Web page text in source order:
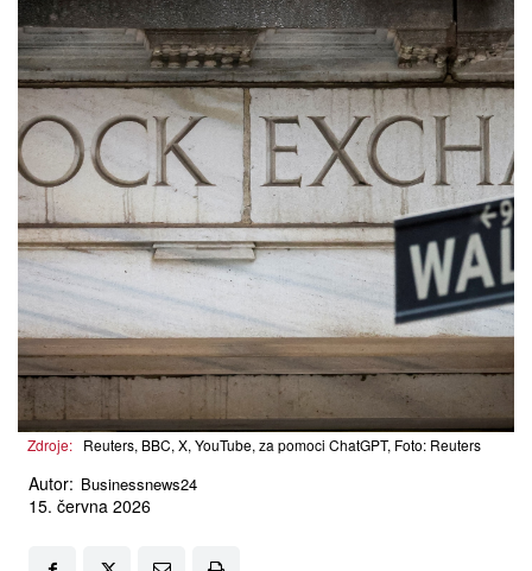
Zdroje: Reuters, BBC, X, YouTube, za pomoci ChatGPT, Foto: Reuters
Autor: Businessnews24
15. června 2026